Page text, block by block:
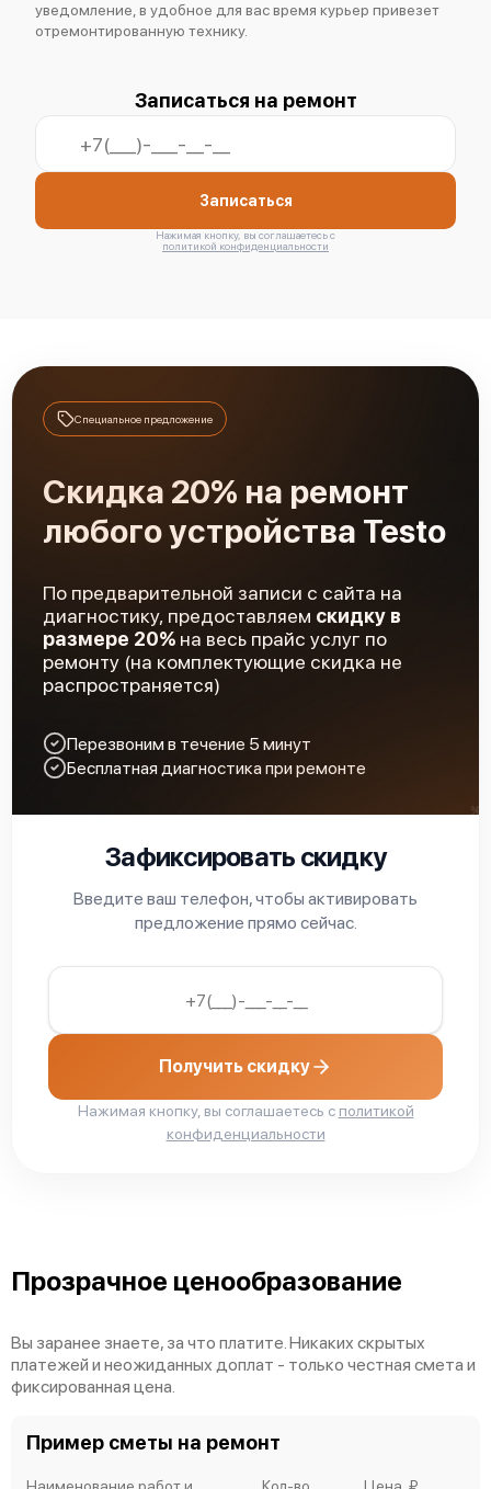
уведомление, в удобное для вас время курьер привезет
отремонтированную технику.
Записаться на ремонт
Записаться
Нажимая кнопку, вы соглашаетесь с
политикой конфиденциальности
Специальное предложение
Скидка 20% на ремонт
любого устройства Testo
По предварительной записи с сайта на
диагностику, предоставляем скидку в
размере 20% на весь прайс услуг по
ремонту (на комплектующие скидка не
распространяется)
Перезвоним в течение 5 минут
Бесплатная диагностика при ремонте
Зафиксировать скидку
Введите ваш телефон, чтобы активировать
предложение прямо сейчас.
Получить скидку
Нажимая кнопку, вы соглашаетесь с политикой
конфиденциальности
Прозрачное ценообразование
Вы заранее знаете, за что платите. Никаких скрытых
платежей и неожиданных доплат - только честная смета и
фиксированная цена.
Пример сметы на ремонт